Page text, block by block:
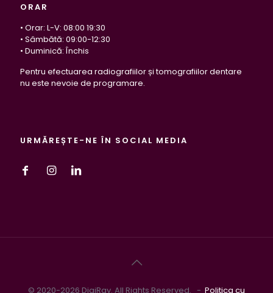
ORAR
• Orar: L-V: 08:00 19:30
• Sâmbătă: 09:00-12:30
• Duminică: Închis
Pentru efectuarea radiografiilor și tomografiilor dentare
nu este nevoie de programare.
URMĂREȘTE-NE ÎN SOCIAL MEDIA
© 2020-2026 DigiRay. All Rights Reserved. - Politica cu